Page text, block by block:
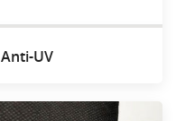
Anti-UV